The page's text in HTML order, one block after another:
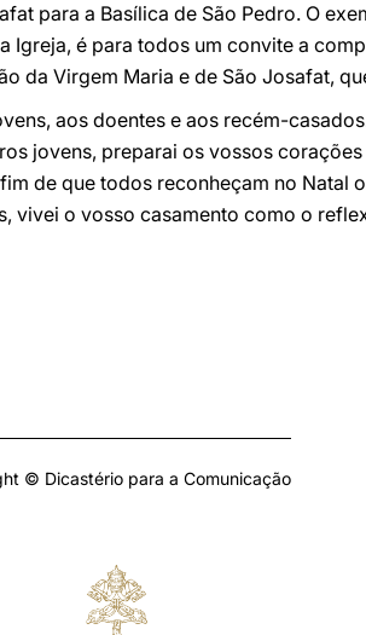
para a Basílica de São Pedro. O
Igreja, é para todos um convite a
da Virgem Maria e de São Josafat,
aos doentes e aos recém-
jovens, preparai os vossos
de que todos reconheçam no Natal
vivei o vosso casamento como o
© Dicastério para a Comunicação